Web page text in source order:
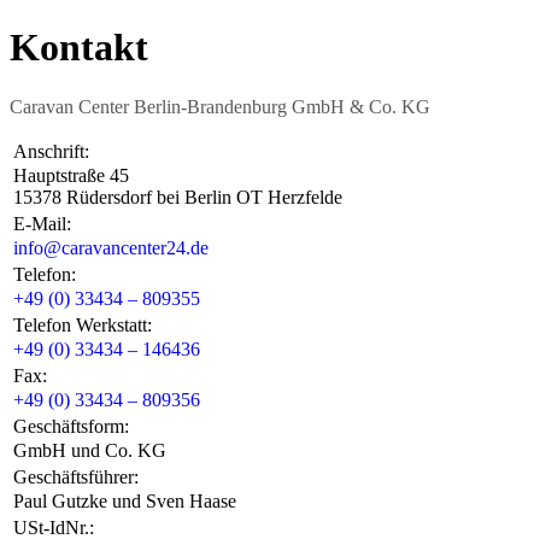
Kontakt
Caravan Center Berlin-Brandenburg GmbH & Co. KG
Anschrift:
Hauptstraße 45
15378 Rüdersdorf bei Berlin OT Herzfelde
E-Mail:
info@caravancenter24.de
Telefon:
+49 (0) 33434 – 809355
Telefon Werkstatt:
+49 (0) 33434 – 146436
Fax:
+49 (0) 33434 – 809356
Geschäftsform:
GmbH und Co. KG
Geschäftsführer:
Paul Gutzke und Sven Haase
USt-IdNr.: